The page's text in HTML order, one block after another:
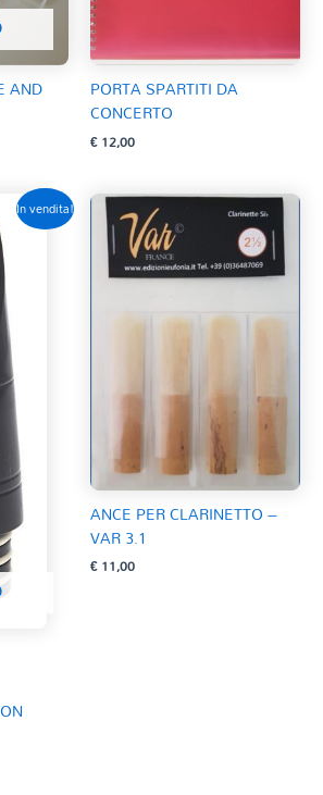
AND
PORTA SPARTITI DA
CONCERTO
€12,00
In vendita!
ANCE PER CLARINETTO –
VAR 3.1
€11,00